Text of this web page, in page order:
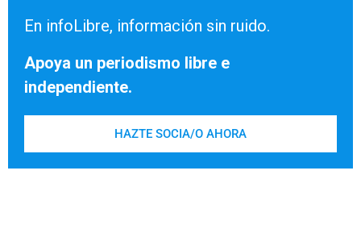
En infoLibre, información sin ruido.
Apoya un periodismo libre e
independiente.
HAZTE SOCIA/O AHORA